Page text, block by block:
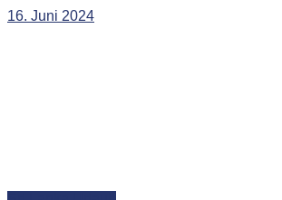
16. Juni 2024